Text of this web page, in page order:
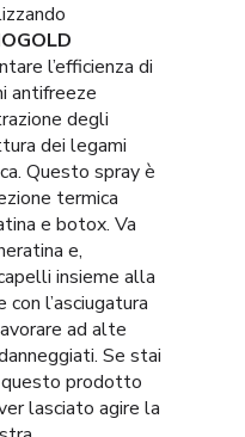
l’efficienza di
antifreeze
degli
dei legami
Questo spray è
termica
e botox. Va
e,
insieme alla
l’asciugatura
ad alte
Se stai
questo prodotto
lasciato agire la